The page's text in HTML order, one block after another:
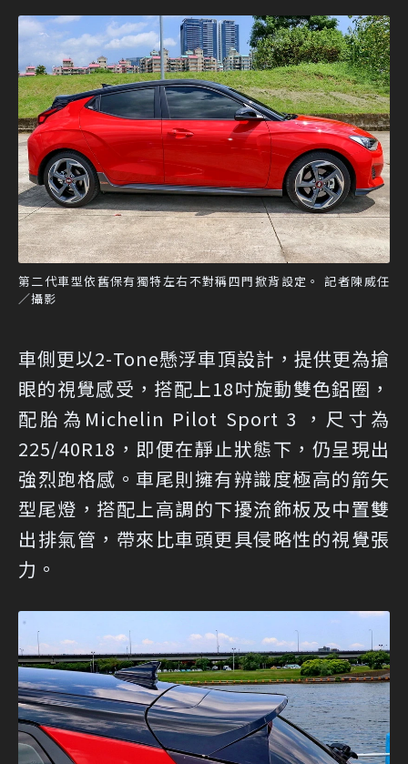
第二代車型依舊保有獨特左右不對稱四門掀背設定。 記者陳威任
／攝影
車側更以2-Tone懸浮車頂設計，提供更為搶
眼的視覺感受，搭配上18吋旋動雙色鋁圈，
配胎為Michelin Pilot Sport 3 ，尺寸為
225/40R18，即便在靜止狀態下，仍呈現出
強烈跑格感。車尾則擁有辨識度極高的箭矢
型尾燈，搭配上高調的下擾流飾板及中置雙
出排氣管，帶來比車頭更具侵略性的視覺張
力。